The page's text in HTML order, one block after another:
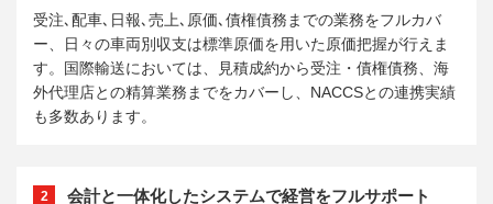
受注､配車､日報､売上､原価､債権債務までの業務をフルカバ
ー、日々の車両別収支は標準原価を用いた原価把握が行えま
す。国際輸送においては、見積成約から受注・債権債務、海
外代理店との精算業務までをカバーし、NACCSとの連携実績
も多数あります。
2 会計と一体化したシステムで経営をフルサポート